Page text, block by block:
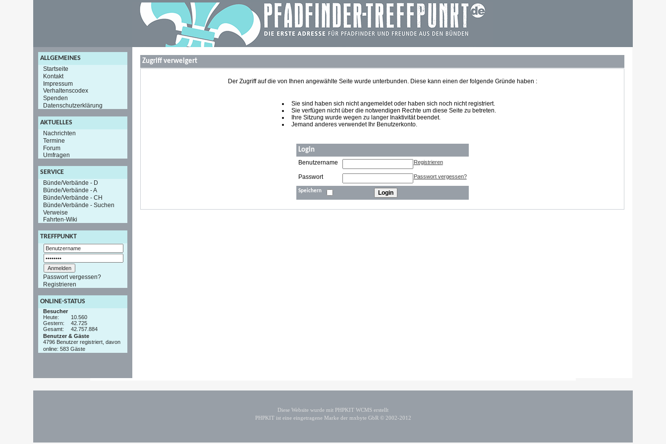
ALLGEMEINES
Startseite
Kontakt
Impressum
Verhaltenscodex
Spenden
Datenschutzerklärung
AKTUELLES
Nachrichten
Termine
Forum
Umfragen
SERVICE
Bünde/Verbände - D
Bünde/Verbände - A
Bünde/Verbände - CH
Bünde/Verbände - Suchen
Verweise
Fahrten-Wiki
TREFFPUNKT
Passwort vergessen?
Registrieren
ONLINE-STATUS
Besucher
Heute:
10.560
Gestern:
42.725
Gesamt:
42.757.884
Benutzer & Gäste
4796 Benutzer registriert, davon
online: 583 Gäste
Zugriff verweigert
Der Zugriff auf die von Ihnen angewählte Seite wurde unterbunden. Diese kann einen der folgende Gründe haben :
Sie sind haben sich nicht angemeldet oder haben sich noch nicht registriert.
Sie verfügen nicht über die notwendigen Rechte um diese Seite zu betreten.
Ihre Sitzung wurde wegen zu langer Inaktivität beendet.
Jemand anderes verwendet Ihr Benutzerkonto.
Login
Benutzername Registrieren
Passwort Passwort vergessen?
Speichern
Diese Website wurde mit PHPKIT WCMS erstellt
PHPKIT ist eine eingetragene Marke der mxbyte GbR © 2002-2012